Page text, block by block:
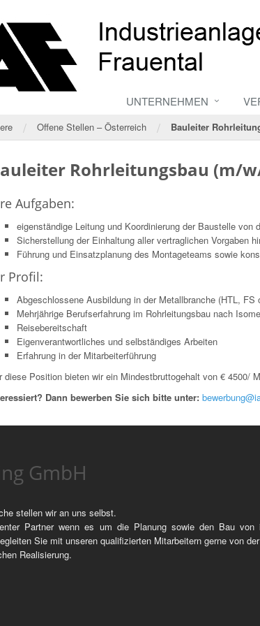
UNTERNEHMEN
/ Offene Stellen – Österreich / Bauleiter
Rohrleitungsbau (m/
Aufgaben:
eigenständige Leitung und Koordinierung der Baustelle von
Sicherstellung der Einhaltung aller vertraglichen Vorgaben
Führung und Einsatzplanung des Montageteams sowie
Profil:
Abgeschlossene Ausbildung in der Metallbranche (HTL, FS
Mehrjährige Berufserfahrung im Rohrleitungsbau nach
Reisebereitschaft
Eigenverantwortliches und selbständiges Arbeiten
Erfahrung in der Mitarbeiterführung
diese Position bieten wir ein Mindestbruttogehalt von € 4500/
Dann bewerben Sie sich bitte unter:
GmbH
stellen wir an uns selbst.
Partner wenn es um die Planung sowie den Bau von
Sie mit unseren qualifizierten Mitarbeitern gerne von
Realisierung.